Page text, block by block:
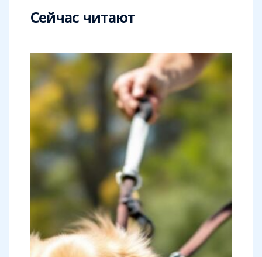
Сейчас читают